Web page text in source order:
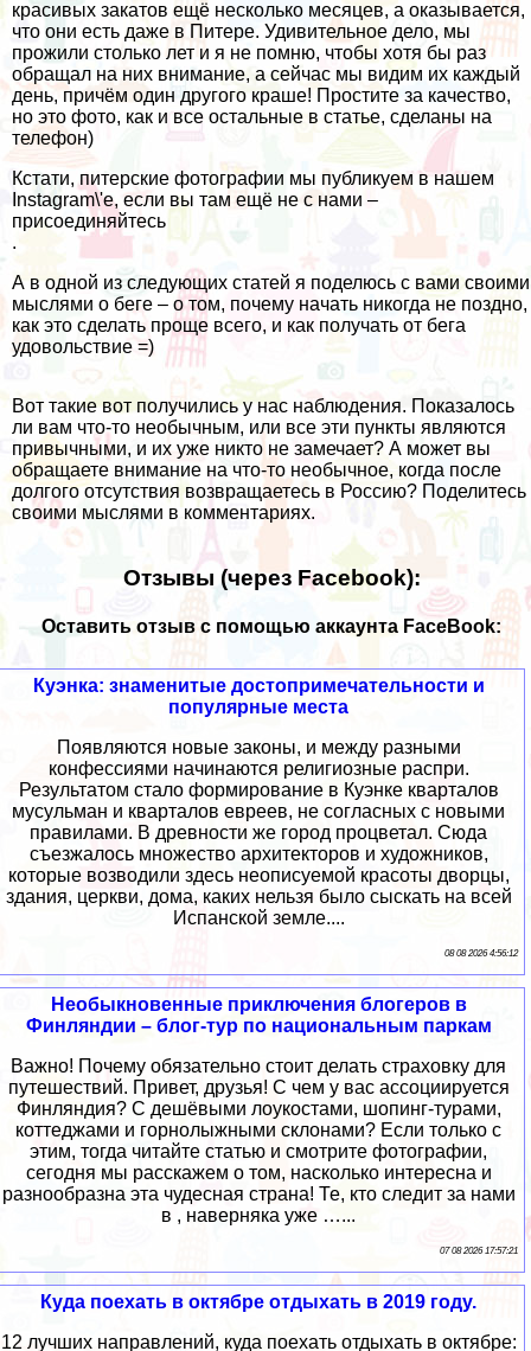
красивых закатов ещё несколько месяцев, а оказывается,
что они есть даже в Питере. Удивительное дело, мы
прожили столько лет и я не помню, чтобы хотя бы раз
обращал на них внимание, а сейчас мы видим их каждый
день, причём один другого краше! Простите за качество,
но это фото, как и все остальные в статье, сделаны на
телефон)
Кстати, питерские фотографии мы публикуем в нашем
Instagram\'e, если вы там ещё не с нами –
присоединяйтесь
.
А в одной из следующих статей я поделюсь с вами своими
мыслями о беге – о том, почему начать никогда не поздно,
как это сделать проще всего, и как получать от бега
удовольствие =)
Вот такие вот получились у нас наблюдения. Показалось
ли вам что-то необычным, или все эти пункты являются
привычными, и их уже никто не замечает? А может вы
обращаете внимание на что-то необычное, когда после
долгого отсутствия возвращаетесь в Россию? Поделитесь
своими мыслями в комментариях.
Отзывы (через Facebook):
Оставить отзыв с помощью аккаунта FaceBook:
Куэнка: знаменитые достопримечательности и
популярные места
Появляются новые законы, и между разными
конфессиями начинаются религиозные распри.
Результатом стало формирование в Куэнке кварталов
мусульман и кварталов евреев, не согласных с новыми
правилами. В древности же город процветал. Сюда
съезжалось множество архитекторов и художников,
которые возводили здесь неописуемой красоты дворцы,
здания, церкви, дома, каких нельзя было сыскать на всей
Испанской земле....
08 08 2026 4:56:12
Необыкновенные приключения блогеров в
Финляндии – блог-тур по национальным паркам
Важно! Почему обязательно стоит делать страховку для
путешествий. Привет, друзья! С чем у вас ассоциируется
Финляндия? С дешёвыми лоукостами, шопинг-турами,
коттеджами и горнолыжными склонами? Если только с
этим, тогда читайте статью и смотрите фотографии,
сегодня мы расскажем о том, насколько интересна и
разнообразна эта чудесная страна! Те, кто следит за нами
в , наверняка уже …...
07 08 2026 17:57:21
Куда поехать в октябре отдыхать в 2019 году.
12 лучших направлений, куда поехать отдыхать в октябре: